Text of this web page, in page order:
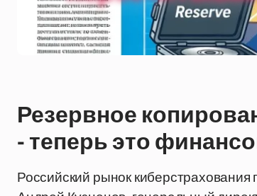
Резервное
- теперь это
Российский рынок